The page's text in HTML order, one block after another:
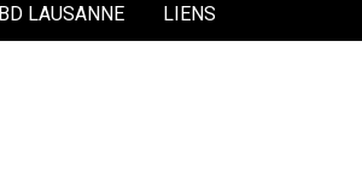
BD LAUSANNE LIENS